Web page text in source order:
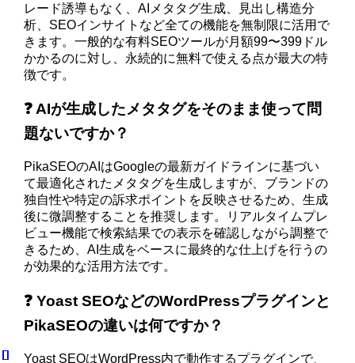
レード誘導もなく、AIメタタグ生成、見出し構造分
析、SEOインサイトなど全ての機能を無制限に活用で
きます。一般的な有料SEOツールが月額99〜399ドル
かかるのに対し、永続的に無料で使える点が最大の特
徴です。
❓ AIが生成したメタタグをそのまま使って問
題ないですか？
PikaSEOのAIはGoogleの最新ガイドラインに基づい
て最適化されたメタタグを生成しますが、ブランドの
独自性や特定の訴求ポイントを反映させるため、生成
後に微調整することを推奨します。リアルタイムプレ
ビュー機能で検索結果での表示を確認しながら調整で
きるため、AI生成をベースに最終的な仕上げを行うの
が効果的な活用方法です。
❓ Yoast SEOなどのWordPressプラグインと
PikaSEOの違いは何ですか？
Yoast SEOはWordPress内で動作するプラグインで、